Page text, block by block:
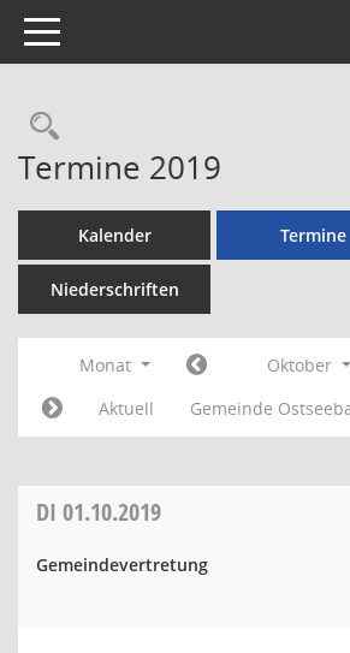
Toggle navigation
Rechercheauswahl
Termine 2019
Kalender Termine
Niederschriften
Monat Oktober
Aktuell
Gemeinde
DI 01.10.2019
Gemeindevertretung